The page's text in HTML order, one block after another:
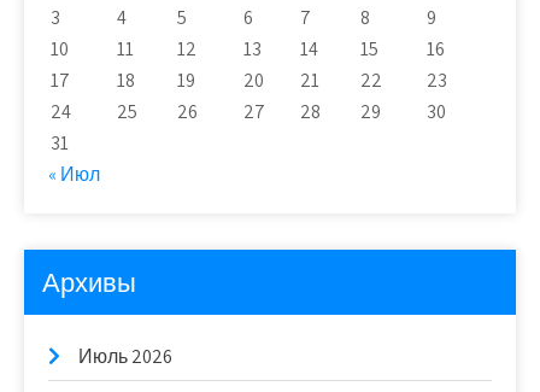
3
4 5 6 7 8
9
10
11 12 13 14 15
16
17
18 19 20 21 22
23
24
25 26 27 28 29
30
31
« Июл
Архивы
Июль 2026